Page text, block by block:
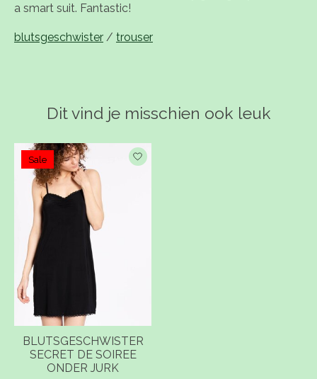
a smart suit. Fantastic!
blutsgeschwister / trouser
Dit vind je misschien ook leuk
Items van productcarrousel
Sale
BLUTSGESCHWISTER
SECRET DE SOIREE
ONDER JURK